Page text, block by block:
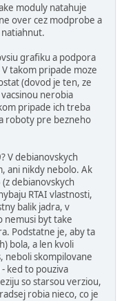
moduly natahuje
over cez modprobe a
grafiku a podpora
takom pripade moze
(dovod je ten, ze
vacsinou nerobia
pripade ich treba
roboty pre bezneho
V debianovskych
ani nikdy nebolo. Ak
debianovskych
RTAI vlastnosti,
balik jadra, v
nemusi byt take
Podstatne je, aby ta
bola, a len kvoli
neboli skompilovane
ked to pouziva
so starsou verziou,
robia nieco, co je